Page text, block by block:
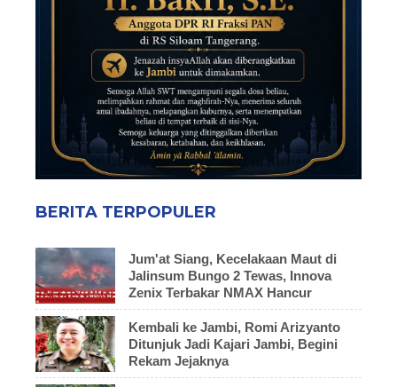
BERITA TERPOPULER
Jum'at Siang, Kecelakaan Maut di
Jalinsum Bungo 2 Tewas, Innova
Zenix Terbakar NMAX Hancur
Kembali ke Jambi, Romi Arizyanto
Ditunjuk Jadi Kajari Jambi, Begini
Rekam Jejaknya